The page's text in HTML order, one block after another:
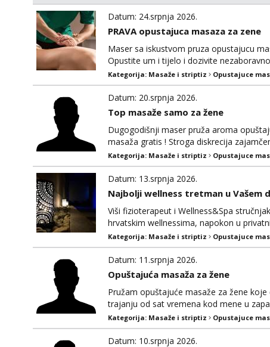
Datum: 24.srpnja 2026.
PRAVA opustajuca masaza za zene
Maser sa iskustvom pruza opustajucu
Opustite um i tijelo i dozivite
Kategorija: Masaže i striptiz Opustajuce
Datum: 20.srpnja 2026.
Top masaže samo za žene
Dugogodišnji maser pruža aroma
masaža gratis ! Stroga diskrecija
poslati poruku na mail ,viber , WhatsApp.
Kategorija: Masaže i striptiz Opustajuce
Datum: 13.srpnja 2026.
Najbolji wellness tretman u Vašem
Viši fizioterapeut i Wellness&Spa
hrvatskim wellnessima, napokon u
Vaš dom na razini pet zvjezdica! Nudim
anti-stress masažu lica i tjemena. Da bi
Kategorija: Masaže i striptiz Opustajuce
Datum: 11.srpnja 2026.
Opuštajuća masaža za žene
Pružam opuštajuće masaže za žene
trajanju od sat vremena kod mene u
Kategorija: Masaže i striptiz Opustajuce
Datum: 10.srpnja 2026.